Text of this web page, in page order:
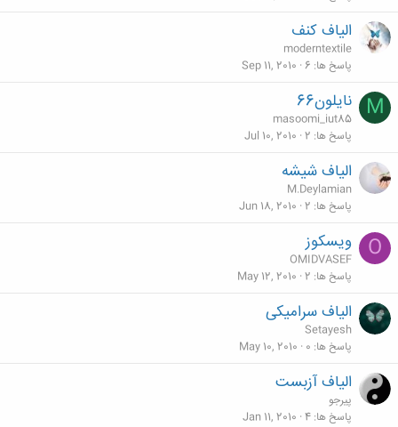
الياف كنف
moderntextile
پاسخ ها 6
Sep 11, 2010
M نايلون66
masoomi_iut85
پاسخ ها 2
Jul 10, 2010
الیاف شیشه
M.Deylamian
پاسخ ها 2
Jun 18, 2010
O ويسكوز
OMIDVASEF
پاسخ ها 2
May 12, 2010
الیاف سرامیکی
Setayesh
پاسخ ها 0
May 10, 2010
الیاف آزبست
پیرجو
پاسخ ها 4
Jan 11, 2010